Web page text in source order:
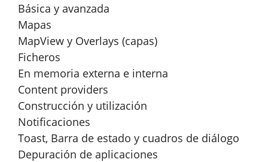
Básica y avanzada
Mapas
MapView y Overlays (capas)
Ficheros
En memoria externa e interna
Content providers
Construcción y utilización
Notificaciones
Toast, Barra de estado y cuadros de diálogo
Depuración de aplicaciones